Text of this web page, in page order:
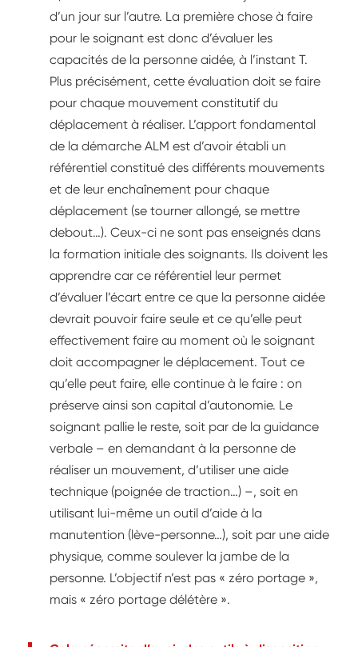
d’un jour sur l’autre. La première chose à faire
pour le soignant est donc d’évaluer les
capacités de la personne aidée, à l’instant T.
Plus précisément, cette évaluation doit se faire
pour chaque mouvement constitutif du
déplacement à réaliser. L’apport fondamental
de la démarche ALM est d’avoir établi un
référentiel constitué des différents mouvements
et de leur enchaînement pour chaque
déplacement (se tourner allongé, se mettre
debout…). Ceux-ci ne sont pas enseignés dans
la formation initiale des soignants. Ils doivent les
apprendre car ce référentiel leur permet
d’évaluer l’écart entre ce que la personne aidée
devrait pouvoir faire seule et ce qu’elle peut
effectivement faire au moment où le soignant
doit accompagner le déplacement. Tout ce
qu’elle peut faire, elle continue à le faire : on
préserve ainsi son capital d’autonomie. Le
soignant pallie le reste, soit par de la guidance
verbale – en demandant à la personne de
réaliser un mouvement, d’utiliser une aide
technique (poignée de traction…) –, soit en
utilisant lui-même un outil d’aide à la
manutention (lève-personne…), soit par une aide
physique, comme soulever la jambe de la
personne. L’objectif n’est pas « zéro portage »,
mais « zéro portage délétère ».